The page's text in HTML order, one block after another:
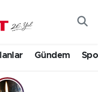
Gündem